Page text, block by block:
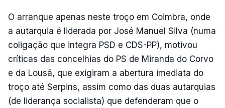
O arranque apenas neste troço em Coimbra, onde
a autarquia é liderada por José Manuel Silva (numa
coligação que integra PSD e CDS-PP), motivou
críticas das concelhias do PS de Miranda do Corvo
e da Lousã, que exigiram a abertura imediata do
troço até Serpins, assim como das duas autarquias
(de liderança socialista) que defenderam que o